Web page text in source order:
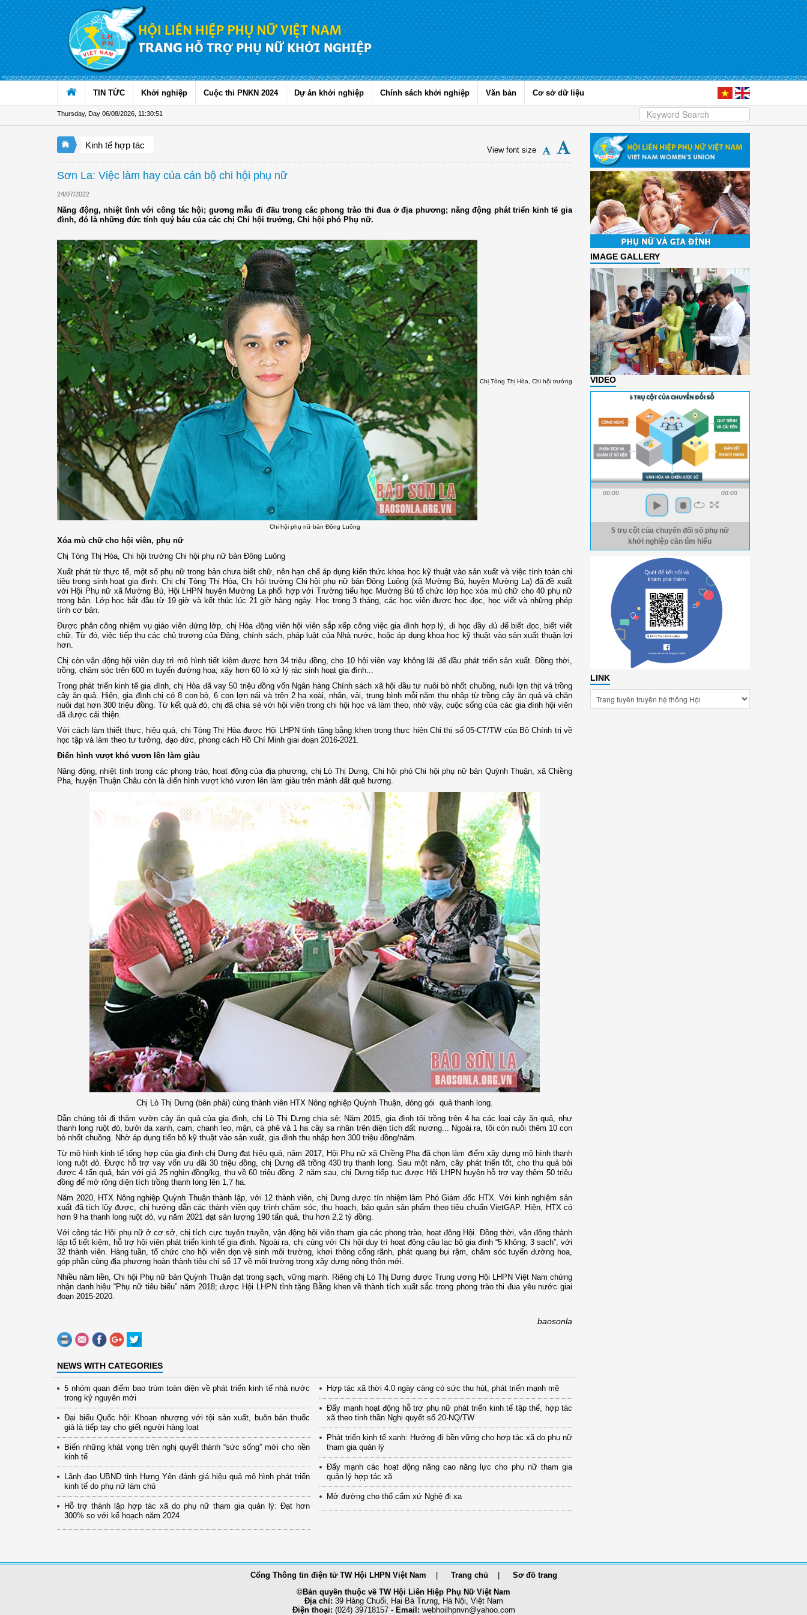
Skip to Content
TIN TỨC Khởi nghiệp Cuộc thi PNKN 2024 Dự án khởi nghiệp Chính sách khởi nghiệp Văn bản Cơ sở dữ liệu
Thursday, Day 06/08/2026 11:30:52
Kinh tế hợp tác View font size
Sơn La: Việc làm hay của cán bộ chi hội phụ nữ
24/07/2022
Năng động, nhiệt tình với công tác hội; gương mẫu đi đầu trong các phong trào thi đua ở địa phương; năng động phát triển kinh tế gia
đình, đó là những đức tính quý báu của các chị Chi hội trưởng, Chi hội phó Phụ nữ.
Chị Tòng Thị Hòa, Chi hội trưởng
Chi hội phụ nữ bản Đông Luông
Xóa mù chữ cho hội viên, phụ nữ
Chị Tòng Thị Hòa, Chi hội trưởng Chi hội phụ nữ bản Đông Luông
Xuất phát từ thực tế, một số phụ nữ trong bản chưa biết chữ, nên hạn chế áp dụng kiến thức khoa học kỹ thuật vào sản xuất và việc tính toán chi
tiêu trong sinh hoạt gia đình. Chị chị Tòng Thị Hòa, Chi hội trưởng Chi hội phụ nữ bản Đông Luông (xã Mường Bú, huyện Mường La) đã đề xuất
với Hội Phụ nữ xã Mường Bú, Hội LHPN huyện Mường La phối hợp với Trường tiểu học Mường Bú tổ chức lớp học xóa mù chữ cho 40 phụ nữ
trong bản. Lớp học bắt đầu từ 19 giờ và kết thúc lúc 21 giờ hàng ngày. Học trong 3 tháng, các học viên được học đọc, học viết và những phép
tính cơ bản.
Được phân công nhiệm vụ giáo viên đứng lớp, chị Hòa động viên hội viên sắp xếp công việc gia đình hợp lý, đi học đầy đủ để biết đọc, biết viết
chữ. Từ đó, việc tiếp thu các chủ trương của Đảng, chính sách, pháp luật của Nhà nước, hoặc áp dụng khoa học kỹ thuật vào sản xuất thuận lợi
hơn.
Chị còn vận động hội viên duy trì mô hình tiết kiệm được hơn 34 triệu đồng, cho 10 hội viên vay không lãi để đầu phát triển sản xuất. Đồng thời,
trồng, chăm sóc trên 600 m tuyến đường hoa; xây hơn 60 lò xử lý rác sinh hoạt gia đình...
Trong phát triển kinh tế gia đình, chị Hòa đã vay 50 triệu đồng vốn Ngân hàng Chính sách xã hội đầu tư nuôi bò nhốt chuồng, nuôi lợn thịt và trồng
cây ăn quả. Hiện, gia đình chị có 8 con bò, 6 con lợn nái và trên 2 ha xoài, nhãn, vải, trung bình mỗi năm thu nhập từ trồng cây ăn quả và chăn
nuôi đạt hơn 300 triệu đồng. Từ kết quả đó, chị đã chia sẻ với hội viên trong chi hội học và làm theo, nhờ vậy, cuộc sống của các gia đình hội viên
đã được cải thiện.
Với cách làm thiết thực, hiệu quả, chị Tòng Thị Hòa được Hội LHPN tỉnh tặng bằng khen trong thực hiện Chỉ thị số 05-CT/TW của Bộ Chính trị về
học tập và làm theo tư tưởng, đạo đức, phong cách Hồ Chí Minh giai đoạn 2016-2021.
Điển hình vượt khó vươn lên làm giàu
Năng động, nhiệt tình trong các phong trào, hoạt động của địa phương, chị Lò Thị Dưng, Chi hội phó Chi hội phụ nữ bản Quỳnh Thuận, xã Chiềng
Pha, huyện Thuận Châu còn là điển hình vượt khó vươn lên làm giàu trên mảnh đất quê hương.
Chị Lò Thị Dưng (bên phải) cùng thành viên HTX Nông nghiệp Quỳnh Thuận, đóng gói quả thanh long.
Dẫn chúng tôi đi thăm vườn cây ăn quả của gia đình, chị Lò Thị Dưng chia sẻ: Năm 2015, gia đình tôi trồng trên 4 ha các loại cây ăn quả, như
thanh long ruột đỏ, bưởi da xanh, cam, chanh leo, mận, cà phê và 1 ha cây sa nhân trên diện tích đất nương... Ngoài ra, tôi còn nuôi thêm 10 con
bò nhốt chuồng. Nhờ áp dụng tiến bộ kỹ thuật vào sản xuất, gia đình thu nhập hơn 300 triệu đồng/năm.
Từ mô hình kinh tế tổng hợp của gia đình chị Dưng đạt hiệu quả, năm 2017, Hội Phụ nữ xã Chiềng Pha đã chọn làm điểm xây dựng mô hình thanh
long ruột đỏ. Được hỗ trợ vay vốn ưu đãi 30 triệu đồng, chị Dưng đã trồng 430 trụ thanh long. Sau một năm, cây phát triển tốt, cho thu quả bói
được 4 tấn quả, bán với giá 25 nghìn đồng/kg, thu về 60 triệu đồng. 2 năm sau, chị Dưng tiếp tục được Hội LHPN huyện hỗ trợ vay thêm 50 triệu
đồng để mở rộng diện tích trồng thanh long lên 1,7 ha.
Năm 2020, HTX Nông nghiệp Quỳnh Thuận thành lập, với 12 thành viên, chị Dưng được tín nhiệm làm Phó Giám đốc HTX. Với kinh nghiệm sản
xuất đã tích lũy được, chị hướng dẫn các thành viên quy trình chăm sóc, thu hoạch, bảo quản sản phẩm theo tiêu chuẩn VietGAP. Hiện, HTX có
hơn 9 ha thanh long ruột đỏ, vụ năm 2021 đạt sản lượng 190 tấn quả, thu hơn 2,2 tỷ đồng.
Với công tác Hội phụ nữ ở cơ sở, chị tích cực tuyên truyền, vận động hội viên tham gia các phong trào, hoạt động Hội. Đồng thời, vận động thành
lập tổ tiết kiệm, hỗ trợ hội viên phát triển kinh tế gia đình. Ngoài ra, chị cùng với Chi hội duy trì hoạt động câu lạc bộ gia đình “5 không, 3 sạch”, với
32 thành viên. Hàng tuần, tổ chức cho hội viên dọn vệ sinh môi trường, khơi thông cống rãnh, phát quang bụi rậm, chăm sóc tuyến đường hoa,
góp phần cùng địa phương hoàn thành tiêu chí số 17 về môi trường trong xây dựng nông thôn mới.
Nhiều năm liền, Chi hội Phụ nữ bản Quỳnh Thuận đạt trong sạch, vững mạnh. Riêng chị Lò Thị Dưng được Trung ương Hội LHPN Việt Nam chứng
nhận danh hiệu “Phụ nữ tiêu biểu” năm 2018; được Hội LHPN tỉnh tặng Bằng khen về thành tích xuất sắc trong phong trào thi đua yêu nước giai
đoạn 2015-2020.
baosonla
NEWS WITH CATEGORIES
5 nhóm quan điểm bao trùm toàn diện về phát triển kinh tế nhà nước
trong kỷ nguyên mới
Đại biểu Quốc hội: Khoan nhượng với tội sản xuất, buôn bán thuốc
giả là tiếp tay cho giết người hàng loạt
Biến những khát vọng trên nghị quyết thành “sức sống” mới cho nền
kinh tế
Lãnh đạo UBND tỉnh Hưng Yên đánh giá hiệu quả mô hình phát triển
kinh tế do phụ nữ làm chủ
Hỗ trợ thành lập hợp tác xã do phụ nữ tham gia quản lý: Đạt hơn
300% so với kế hoạch năm 2024
Hợp tác xã thời 4.0 ngày càng có sức thu hút, phát triển mạnh mẽ
Đẩy mạnh hoạt động hỗ trợ phụ nữ phát triển kinh tế tập thể, hợp tác
xã theo tinh thần Nghị quyết số 20-NQ/TW
Phát triển kinh tế xanh: Hướng đi bền vững cho hợp tác xã do phụ nữ
tham gia quản lý
Đẩy mạnh các hoạt động nâng cao năng lực cho phụ nữ tham gia
quản lý hợp tác xã
Mở đường cho thổ cẩm xứ Nghệ đi xa
IMAGE GALLERY
VIDEO
00:00 00:00
5 trụ cột của chuyển đổi số phụ nữ
khởi nghiệp cần tìm hiểu
LINK
Cổng Thông tin điện tử TW Hội LHPN Việt Nam Trang chủ
Sơ đồ trang
©Bản quyền thuộc về TW Hội Liên Hiệp Phụ Nữ Việt Nam
Địa chỉ: 39 Hàng Chuối, Hai Bà Trưng, Hà Nội, Việt Nam
Điện thoại: (024) 39718157 - Email: webhoilhpnvn@yahoo.com